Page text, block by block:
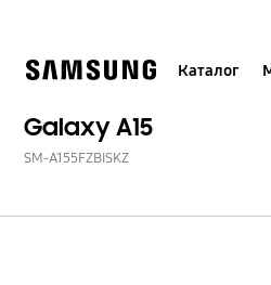
Каталог
Galaxy A15
SM-A155FZBISKZ